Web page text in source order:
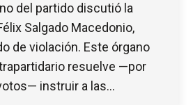
del partido discutió la
Salgado Macedonio,
de violación. Este órgano
resuelve —por
instruir a las…